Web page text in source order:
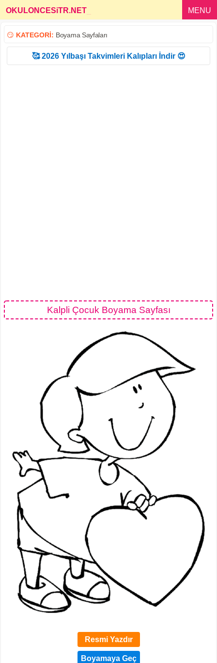
OKULONCESiTR.NET MENU
😏 KATEGORİ: Boyama Sayfaları
🥰 2026 Yılbaşı Takvimleri Kalıpları İndir 😍
Kalpli Çocuk Boyama Sayfası
Resmi Yazdır